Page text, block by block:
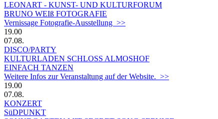
LEONART - KUNST- UND KULTURFORUM
BRUNO WEIß FOTOGRAFIE
Vernissage Fotografie-Ausstellung >>
19.00
07.08.
DISCO/PARTY
KULTURLADEN SCHLOSS ALMOSHOF
EINFACH TANZEN
Weitere Infos zur Veranstaltung auf der Website. >>
19.00
07.08.
KONZERT
SüDPUNKT